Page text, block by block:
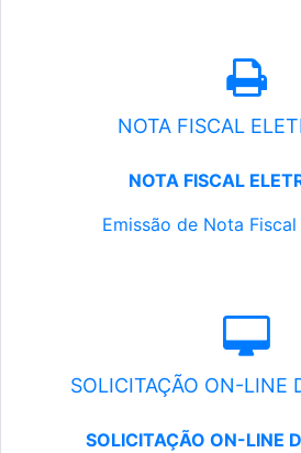
NOTA FISCAL
NOTA FISCAL
Emissão de Nota
SOLICITAÇÃO ON-LINE
SOLICITAÇÃO ON-LINE